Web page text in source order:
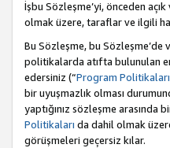
İşbu Sözleşme’yi, önceden
olmak üzere, taraflar ve ilgili
Bu Sözleşme, bu
politikalarda atıfta bulunulan
edersiniz (“Program Politikaları
bir uyuşmazlık olması
yaptığınız sözleşme
Politikaları da dahil olmak
görüşmeleri geçersiz kılar.